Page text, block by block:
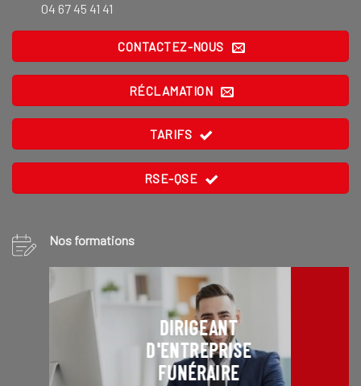
04 67 45 41 41
CONTACTEZ-NOUS
RÉCLAMATION
TARIFS
RSE-QSE
Nos formations
DIRIGEANT
D'ENTREPRISE
FUNÉRAIRE